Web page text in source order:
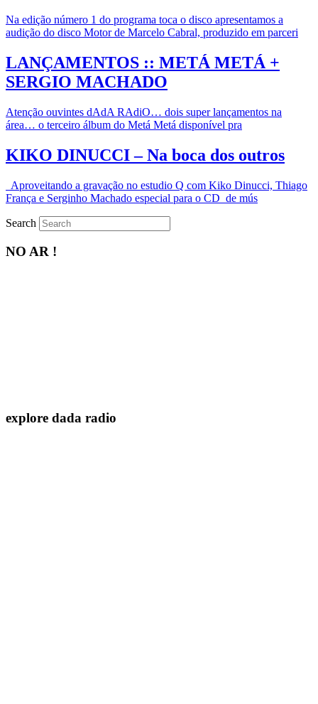
Na edição número 1 do programa toca o disco apresentamos a
audição do disco Motor de Marcelo Cabral, produzido em parceri
LANÇAMENTOS :: METÁ METÁ +
SERGIO MACHADO
Atenção ouvintes dAdA RAdiO… dois super lançamentos na
área… o terceiro álbum do Metá Metá disponível pra
KIKO DINUCCI – Na boca dos outros
Aproveitando a gravação no estudio Q com Kiko Dinucci, Thiago
França e Serginho Machado especial para o CD de mús
Search
NO AR !
explore dada radio